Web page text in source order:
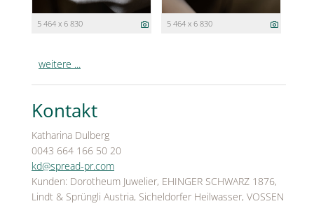
5 464 x 6 830 5 464 x 6 830
weitere ...
Kontakt
Katharina Dulberg
0043 664 166 50 20
kd@spread-pr.com
Kunden: Dorotheum Juwelier, EHINGER SCHWARZ 1876,
Lindt & Sprüngli Austria, Sicheldorfer Heilwasser, VOSSEN